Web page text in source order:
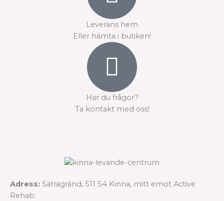
Leverans hem
Eller hämta i butiken!
Har du frågor?
Ta kontakt med oss!
Adress: Sätragränd, 511 54 Kinna, mitt emot Active
Rehab.